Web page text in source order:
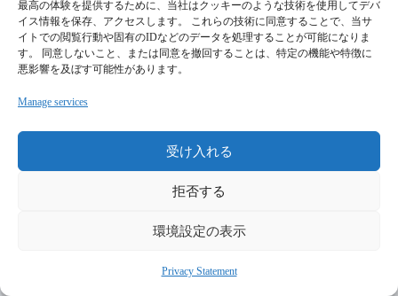
最高の体験を提供するために、当社はクッキーのような技術を使用してデバ
イス情報を保存、アクセスします。 これらの技術に同意することで、当サ
イトでの閲覧行動や固有のIDなどのデータを処理することが可能になりま
す。 同意しないこと、または同意を撤回することは、特定の機能や特徴に
悪影響を及ぼす可能性があります。
Manage services
受け入れる
拒否する
環境設定の表示
Privacy Statement
いなべとつながる
おしらせ